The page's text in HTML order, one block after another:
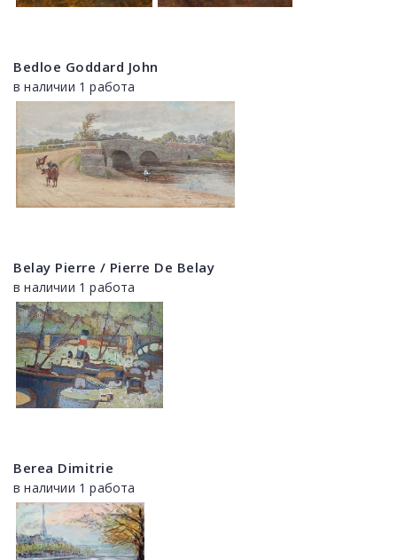
Bedloe Goddard John
в наличии 1 работа
Belay Pierre / Pierre De Belay
в наличии 1 работа
Berea Dimitrie
в наличии 1 работа